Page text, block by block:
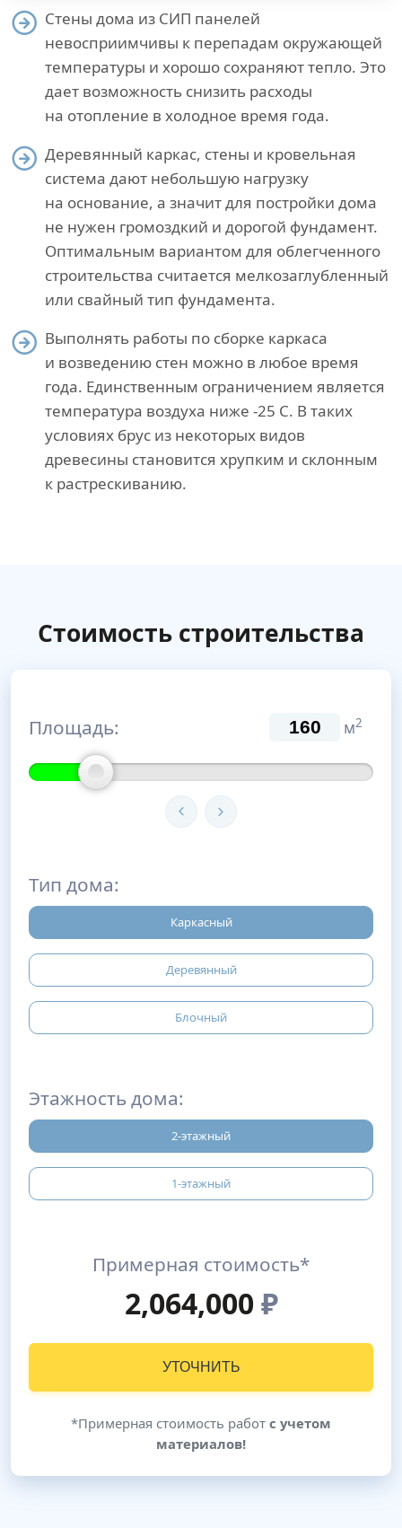
Стены дома из СИП панелей
невосприимчивы к перепадам окружающей
температуры и хорошо сохраняют тепло. Это
дает возможность снизить расходы
на отопление в холодное время года.
Деревянный каркас, стены и кровельная
система дают небольшую нагрузку
на основание, а значит для постройки дома
не нужен громоздкий и дорогой фундамент.
Оптимальным вариантом для облегченного
строительства считается мелкозаглубленный
или свайный тип фундамента.
Выполнять работы по сборке каркаса
и возведению стен можно в любое время
года. Единственным ограничением является
температура воздуха ниже -25 С. В таких
условиях брус из некоторых видов
древесины становится хрупким и склонным
к растрескиванию.
Стоимость строительства
Площадь: м2
Тип дома:
Каркасный
Деревянный
Блочный
Этажность дома:
2-этажный
1-этажный
Примерная стоимость*
2,064,000₽
УТОЧНИТЬ
*Примерная стоимость работ с учетом
материалов!